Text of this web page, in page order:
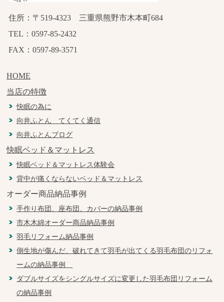
住所：〒519-4323 三重県熊野市木本町684
TEL：0597-85-2432
FAX：0597-89-3571
HOME
当店の特徴
快眠の為に
向井ふとん てくてく通信
向井ふとんブログ
快眠ベッド＆マットレス
快眠ベッド＆マットレス体験会
背中が痛くならないベッド＆マットレス
オーダー商品納品事例
手作り布団、座布団、カバーの納品事例
市木木綿オーダー商品納品事例
羽毛リフォーム納品事例
側生地が傷んだ、破れてきて羽毛が出てくる羽毛布団のリフォ
ームの納品事例
ダブルサイズをシングルサイズに変更した羽毛布団リフォーム
の納品事例